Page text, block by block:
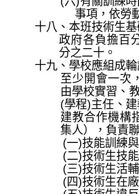
事項，依勞
十八、本班技術生
政府各負擔百
分之二十。
十九、學校應組成
至少開會一次
由學校實習、
(學程)主任、
建教合作機構
集人），負責
(一)技能訓練
(二)技術生技
(三)技術生活
(四)技術生在